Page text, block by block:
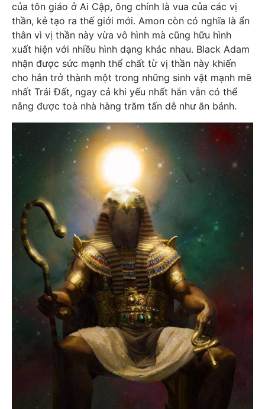
của tôn giáo ở Ai Cập, ông chính là vua của các vị
thần, kẻ tạo ra thế giới mới. Amon còn có nghĩa là ẩn
thân vì vị thần này vừa vô hình mà cũng hữu hình
xuất hiện với nhiều hình dạng khác nhau. Black Adam
nhận được sức mạnh thể chất từ vị thần này khiến
cho hắn trở thành một trong những sinh vật mạnh mẽ
nhất Trái Đất, ngay cả khi yếu nhất hắn vẫn có thể
nâng được toà nhà hàng trăm tấn dễ như ăn bánh.